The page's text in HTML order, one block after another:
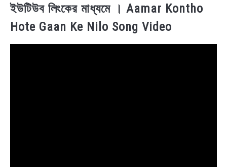
ইউটিউব লিংকের মাধ্যমে । Aamar Kontho
Hote Gaan Ke Nilo Song Video